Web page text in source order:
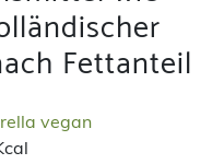
Fettanteil
vegan